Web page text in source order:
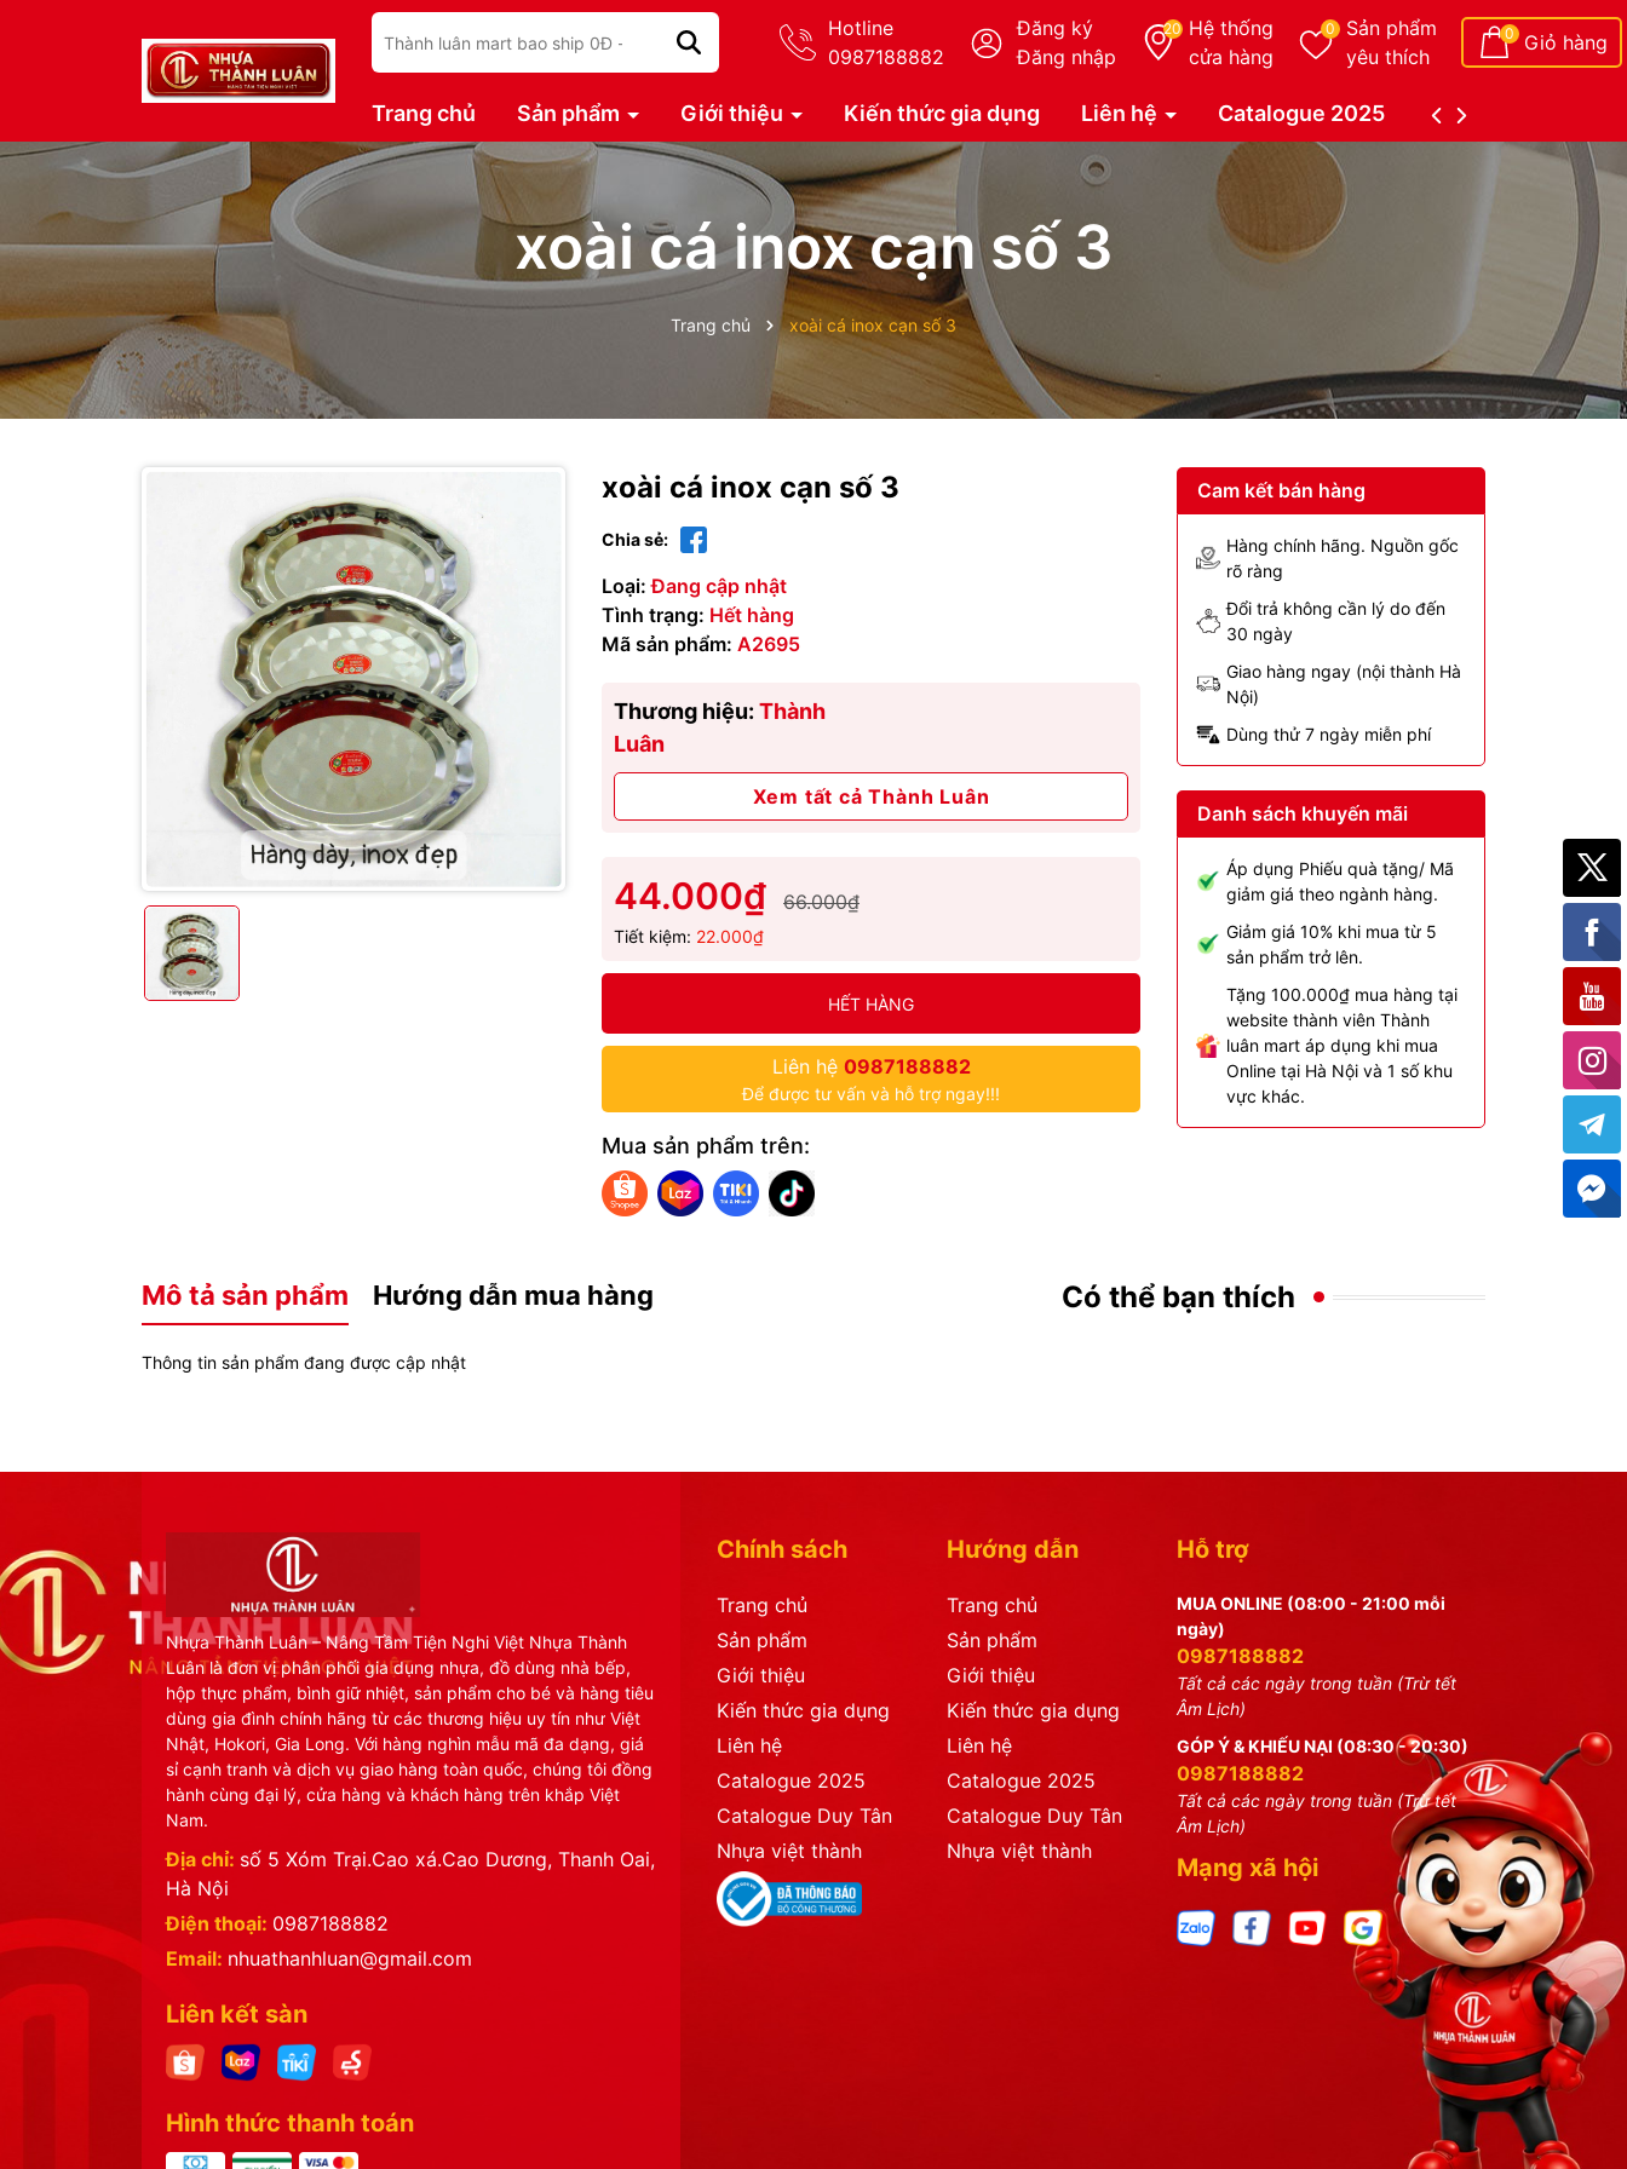
Hotline
0987188882
Đăng ký
Đăng nhập
20 Hệ thống
cửa hàng
0
Sản phẩm
yêu thích
0 Giỏ hàng
Trang chủ Sản phẩm Giới thiệu Kiến thức gia dụng Liên hệ Catalogue 2025 Catalogue Duy Tân
xoài cá inox cạn số 3
Trang chủ xoài cá inox cạn số 3
xoài cá inox cạn số 3
Chia sẻ:
Loại: Đang cập nhật
Tình trạng: Hết hàng
Mã sản phẩm: A2695
Thương hiệu: Thành
Luân
Xem tất cả Thành Luân
44.000₫ 66.000₫
Tiết kiệm: 22.000₫
HẾT HÀNG
Liên hệ 0987188882
Để được tư vấn và hỗ trợ ngay!!!
Mua sản phẩm trên:
Cam kết bán hàng
Hàng chính hãng. Nguồn gốc
rõ ràng
Đổi trả không cần lý do đến
30 ngày
Giao hàng ngay (nội thành Hà
Nội)
Dùng thử 7 ngày miễn phí
Danh sách khuyến mãi
Áp dụng Phiếu quà tặng/ Mã
giảm giá theo ngành hàng.
Giảm giá 10% khi mua từ 5
sản phẩm trở lên.
Tặng 100.000₫ mua hàng tại
website thành viên Thành
luân mart áp dụng khi mua
Online tại Hà Nội và 1 số khu
vực khác.
Mô tả sản phẩm Hướng dẫn mua hàng
Thông tin sản phẩm đang được cập nhật
Có thể bạn thích
Nhựa Thành Luân – Nâng Tầm Tiện Nghi Việt Nhựa Thành
Luân là đơn vị phân phối gia dụng nhựa, đồ dùng nhà bếp,
hộp thực phẩm, bình giữ nhiệt, sản phẩm cho bé và hàng tiêu
dùng gia đình chính hãng từ các thương hiệu uy tín như Việt
Nhật, Hokori, Gia Long. Với hàng nghìn mẫu mã đa dạng, giá
sỉ cạnh tranh và dịch vụ giao hàng toàn quốc, chúng tôi đồng
hành cùng đại lý, cửa hàng và khách hàng trên khắp Việt
Nam.
Địa chỉ: số 5 Xóm Trại.Cao xá.Cao Dương, Thanh Oai,
Hà Nội
Điện thoại: 0987188882
Email: nhuathanhluan@gmail.com
Liên kết sàn
Hình thức thanh toán
Chính sách
Trang chủ
Sản phẩm
Giới thiệu
Kiến thức gia dụng
Liên hệ
Catalogue 2025
Catalogue Duy Tân
Nhựa việt thành
Hướng dẫn
Trang chủ
Sản phẩm
Giới thiệu
Kiến thức gia dụng
Liên hệ
Catalogue 2025
Catalogue Duy Tân
Nhựa việt thành
Hỗ trợ
MUA ONLINE (08:00 - 21:00 mỗi
ngày)
0987188882
Tất cả các ngày trong tuần (Trừ tết
Âm Lịch)
GÓP Ý & KHIẾU NẠI (08:30 - 20:30)
0987188882
Tất cả các ngày trong tuần (Trừ tết
Âm Lịch)
Mạng xã hội